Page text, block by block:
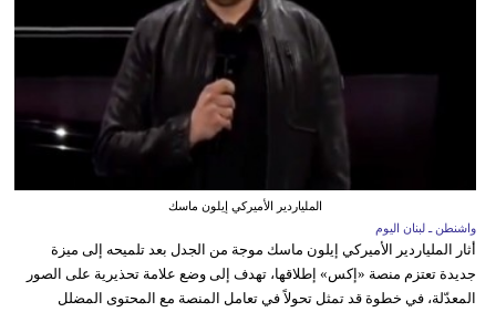
الملياردير الأميركي إيلون ماسك
واشنطن ـ لبنان اليوم
أثار الملياردير الأميركي إيلون ماسك موجة من الجدل بعد تلميحه إلى ميزة
جديدة تعتزم منصة «إكس» إطلاقها، تهدف إلى وضع علامة تحذيرية على الصور
المعدّلة، في خطوة قد تمثل تحولاً في تعامل المنصة مع المحتوى المضلل